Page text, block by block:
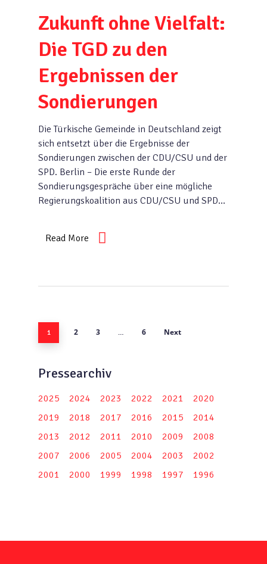
Zukunft ohne Vielfalt:
Die TGD zu den
Ergebnissen der
Sondierungen
Die Türkische Gemeinde in Deutschland zeigt
sich entsetzt über die Ergebnisse der
Sondierungen zwischen der CDU/CSU und der
SPD. Berlin – Die erste Runde der
Sondierungsgespräche über eine mögliche
Regierungskoalition aus CDU/CSU und SPD…
Read More
1 2 3 … 6 Next
Pressearchiv
2025 2024 2023 2022 2021
2020
2019
2018 2017 2016 2015
2014
2013
2012 2011 2010 2009
2008
2007
2006 2005 2004 2003
2002
2001
2000 1999 1998 1997 1996